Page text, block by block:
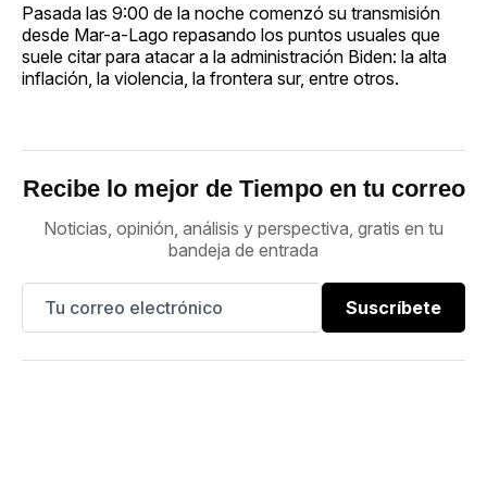
Pasada las 9:00 de la noche comenzó su transmisión
desde Mar-a-Lago repasando los puntos usuales que
suele citar para atacar a la administración Biden: la alta
inflación, la violencia, la frontera sur, entre otros.
Recibe lo mejor de Tiempo en tu correo
Noticias, opinión, análisis y perspectiva, gratis en tu
bandeja de entrada
Suscríbete